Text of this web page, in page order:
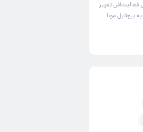
تغییر
پروفایل مونا